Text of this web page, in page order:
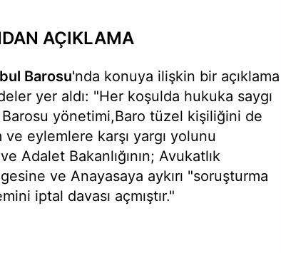
AÇIKLAMA
Barosu'nda konuya ilişkin bir açıklama
yer aldı: "Her koşulda hukuka saygı
Barosu yönetimi,Baro tüzel kişiliğini de
eylemlere karşı yargı yolunu
Adalet Bakanlığının; Avukatlık
ve Anayasaya aykırı "soruşturma
iptal davası açmıştır."